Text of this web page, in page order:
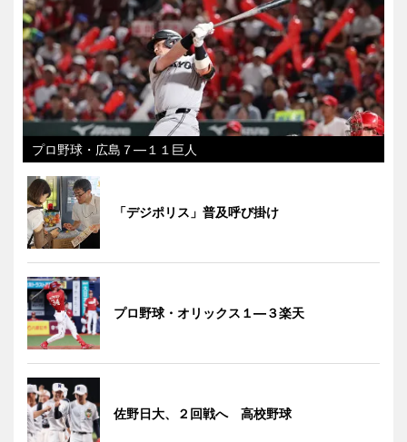
プロ野球・広島７―１１巨人
「デジポリス」普及呼び掛け
プロ野球・オリックス１―３楽天
佐野日大、２回戦へ 高校野球